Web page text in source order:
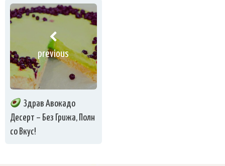
previous
Здрав Авокадо
Десерт – Без Грижа, Полн
со Вкус!